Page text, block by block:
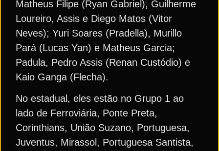
Matheus Filipe (Ryan Gabriel), Guilherme
Loureiro, Assis e Diego Matos (Vitor
Neves); Yuri Soares (Pradella), Murillo
Pará (Lucas Yan) e Matheus Garcia;
Padula, Pedro Assis (Renan Custódio) e
Kaio Ganga (Flecha).
No estadual, eles estão no Grupo 1 ao
lado de Ferroviária, Ponte Preta,
Corinthians, União Suzano, Portuguesa,
Juventus, Mirassol, Portuguesa Santista,